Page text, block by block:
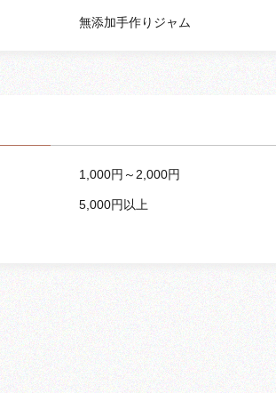
無添加手作りジャム
1,000円～2,000円
5,000円以上